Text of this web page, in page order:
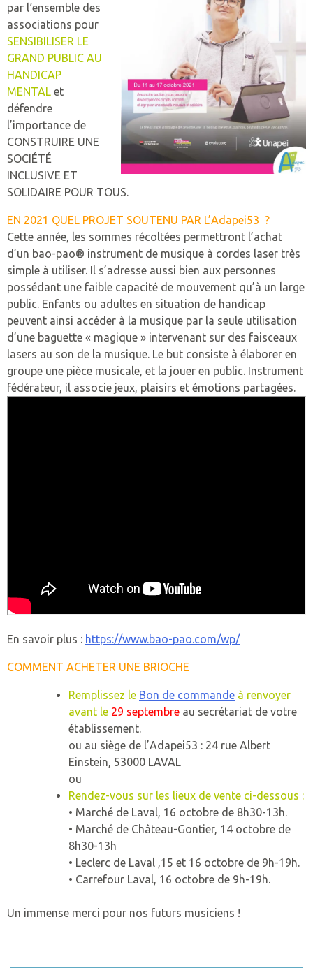
NOS PARTENAIRES
LEXIQUE
LEXIQUE UNAPEI
LEXIQUE UNAPEI
LEXIQUE UNAPEI
SCOLARISER
TRAVAILLER
LA RETRAITE
HABITER
NOUS AUSSI – DÉLÉGATION
ÉTABLISSEMENTS
UEM – ECOLE
CAFS CENTRE D’ACCUEIL
SATED CHÂTEAU
SEES – IME JB MESSAGER
SIPFP – IME JB MESSAGER
SIPFP – IME LA
SESSAD LAVAL
SESSAD – CHATEAU
SATED LES CERISIERS.
PROFESSIONNELS
ÉTABLISSEMENTS
C2A
C2A
PROFESSIONNELS
L’HÉBERGEMENT ET ACCOMPAGNEMENT
ADMISSION
ÉTABLISSEMENTS
LOGAC BECK
F.A.M. L’ETAPE
RESIDENCE DU 8 MAI
RÉSIDENCE LA MAZURE
SAVS
PROFESSIONNELS
LE TRAVAIL ADAPTÉ
MISSION
RECRUTEMENT
ENTREPRISES ADAPTÉES
LE TRAVAIL PROTÉGÉ
MISSION
ADMISSION
ESAT « LES ESPACES »
ESAT « LE GÉNETEIL »
INDEX EGALITÉ PROFESSIONNELLE
ESPACE ENTREPRISES
PRESTATIONS
PRÉSENTATION DES PRESTATIONS
HORTICULTURE
MENUISERIE
SOUS-TRAITANCE INDUSTRIELLE
RESTAURATION
TRAITEUR
TOUCHES GOURMANDES
AIDE À L’INSERTION EN ENTREPRISE
POLITIQUE FISCALE
TAXE D’APPRENTISSAGE
CONTACTEZ-NOUS
NOS COORDONNÉES
PLAINTE ET RÉCLAMATION
COMITÉ ETHIQUE
ADULTES
FAMILLES
ENFANTS
FAIRE UN DON
ADHÉSION
par l‘ensemble des
associations pour
SENSIBILISER LE
GRAND PUBLIC AU
HANDICAP
MENTAL et
défendre
l’importance de
CONSTRUIRE UNE
SOCIÉTÉ
INCLUSIVE ET
SOLIDAIRE POUR TOUS.
EN 2021 QUEL PROJET SOUTENU PAR L’Adapei53 ?
Cette année, les sommes récoltées permettront l’achat
d’un bao-pao® instrument de musique à cordes laser très
simple à utiliser. Il s’adresse aussi bien aux personnes
possédant une faible capacité de mouvement qu’à un large
public. Enfants ou adultes en situation de handicap
peuvent ainsi accéder à la musique par la seule utilisation
d’une baguette « magique » intervenant sur des faisceaux
lasers au son de la musique. Le but consiste à élaborer en
groupe une pièce musicale, et la jouer en public. Instrument
fédérateur, il associe jeux, plaisirs et émotions partagées.
En savoir plus : https://www.bao-pao.com/wp/
COMMENT ACHETER UNE BRIOCHE
Remplissez le Bon de commande à renvoyer
avant le 29 septembre au secrétariat de votre
établissement.
ou au siège de l’Adapei53 : 24 rue Albert
Einstein, 53000 LAVAL
ou
Rendez-vous sur les lieux de vente ci-dessous :
• Marché de Laval, 16 octobre de 8h30-13h.
• Marché de Château-Gontier, 14 octobre de
8h30-13h
• Leclerc de Laval ,15 et 16 octobre de 9h-19h.
• Carrefour Laval, 16 octobre de 9h-19h.
Un immense merci pour nos futurs musiciens !